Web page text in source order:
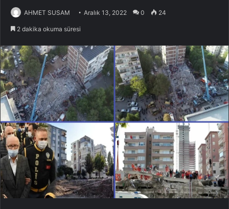
AHMET SUSAM Aralık 13, 2022 0 24
2 dakika okuma süresi